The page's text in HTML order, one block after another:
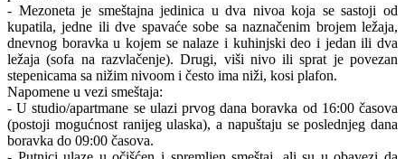
- Mezoneta je smeštajna jedinica u dva nivoa koja se sastoji od
kupatila, jedne ili dve spavaće sobe sa naznačenim brojem ležaja,
dnevnog boravka u kojem se nalaze i kuhinjski deo i jedan ili dva
ležaja (sofa na razvlačenje). Drugi, viši nivo ili sprat je povezan
stepenicama sa nižim nivoom i često ima niži, kosi plafon.
Napomene u vezi smeštaja:
- U studio/apartmane se ulazi prvog dana boravka od 16:00 časova
(postoji mogućnost ranijeg ulaska), a napuštaju se poslednjeg dana
boravka do 09:00 časova.